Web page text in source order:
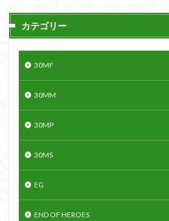
カテゴリー
30MF
30MM
30MP
30MS
EG
END OF HEROES